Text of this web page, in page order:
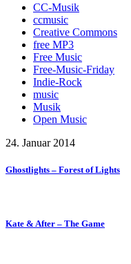
CC-Musik
ccmusic
Creative Commons
free MP3
Free Music
Free-Music-Friday
Indie-Rock
music
Musik
Open Music
24. Januar 2014
Ghostlights – Forest of Lights
Kate & After – The Game